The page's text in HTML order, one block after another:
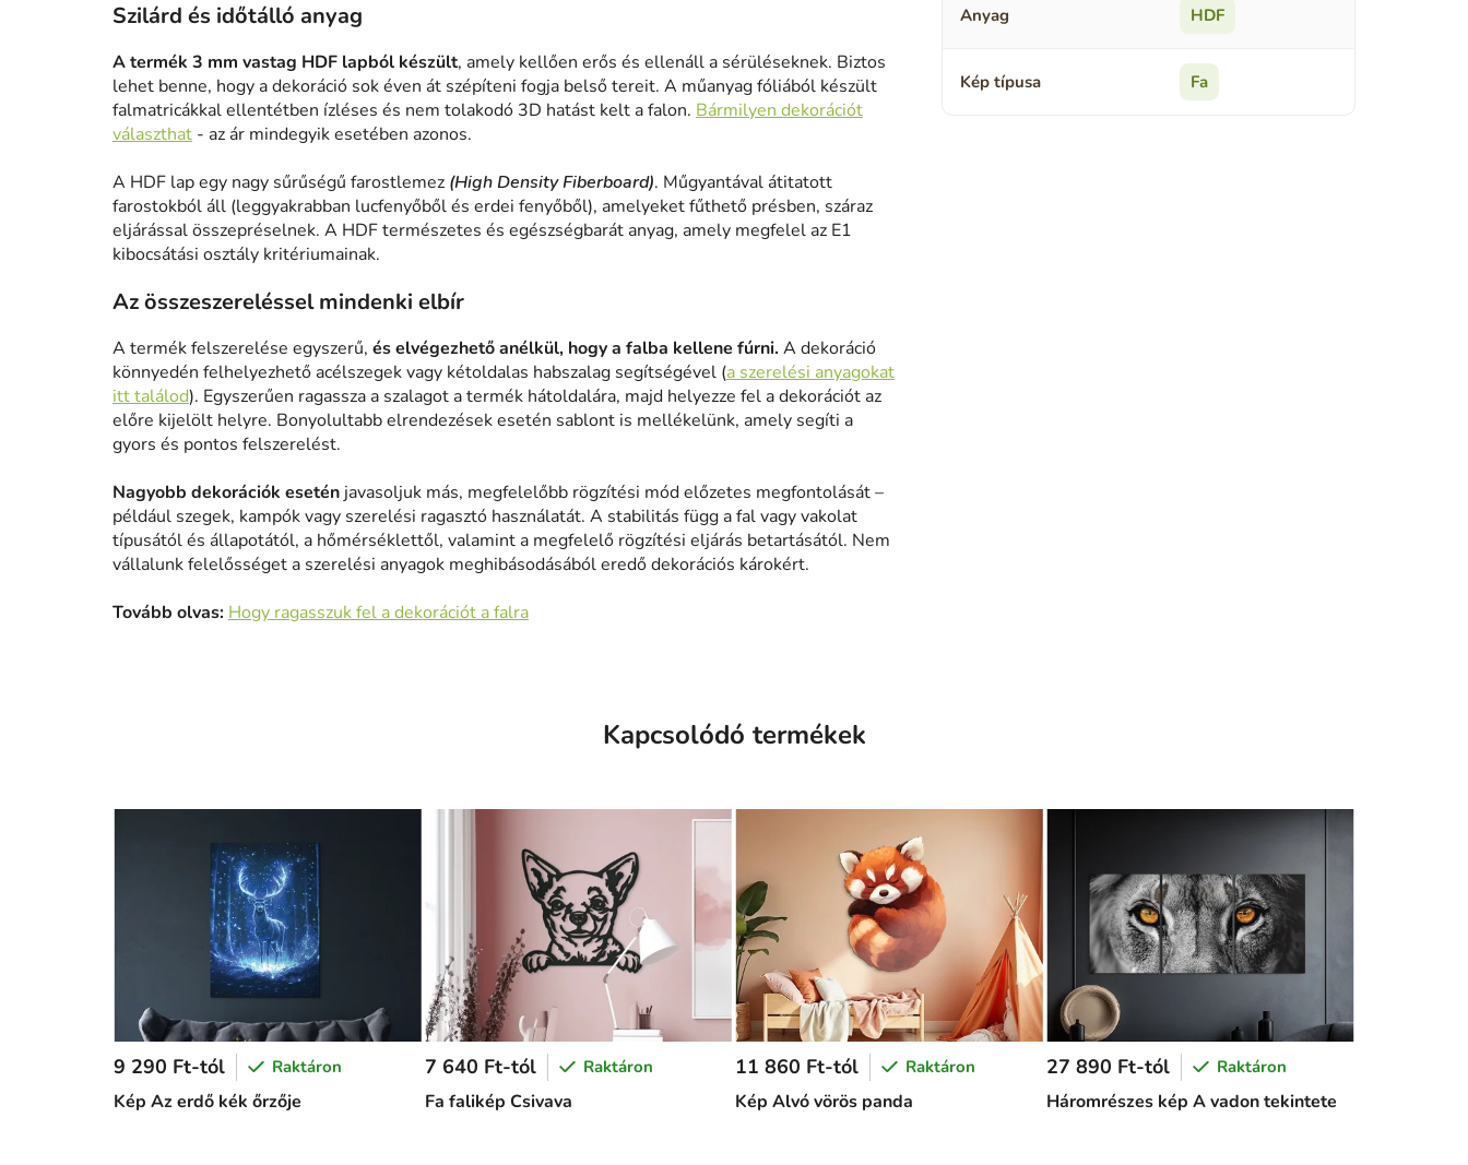
Szilárd és időtálló anyag
A termék 3 mm vastag HDF lapból készült, amely kellően erős és ellenáll a sérüléseknek. Biztos
lehet benne, hogy a dekoráció sok éven át szépíteni fogja belső tereit. A műanyag fóliából készült
falmatricákkal ellentétben ízléses és nem tolakodó 3D hatást kelt a falon. Bármilyen dekorációt
választhat - az ár mindegyik esetében azonos.
A HDF lap egy nagy sűrűségű farostlemez (High Density Fiberboard). Műgyantával átitatott
farostokból áll (leggyakrabban lucfenyőből és erdei fenyőből), amelyeket fűthető présben, száraz
eljárással összepréselnek. A HDF természetes és egészségbarát anyag, amely megfelel az E1
kibocsátási osztály kritériumainak.
Az összeszereléssel mindenki elbír
A termék felszerelése egyszerű, és elvégezhető anélkül, hogy a falba kellene fúrni. A dekoráció
könnyedén felhelyezhető acélszegek vagy kétoldalas habszalag segítségével (a szerelési anyagokat
itt találod). Egyszerűen ragassza a szalagot a termék hátoldalára, majd helyezze fel a dekorációt az
előre kijelölt helyre. Bonyolultabb elrendezések esetén sablont is mellékelünk, amely segíti a
gyors és pontos felszerelést.
Nagyobb dekorációk esetén javasoljuk más, megfelelőbb rögzítési mód előzetes megfontolását –
például szegek, kampók vagy szerelési ragasztó használatát. A stabilitás függ a fal vagy vakolat
típusától és állapotától, a hőmérséklettől, valamint a megfelelő rögzítési eljárás betartásától. Nem
vállalunk felelősséget a szerelési anyagok meghibásodásából eredő dekorációs károkért.
Tovább olvas: Hogy ragasszuk fel a dekorációt a falra
Anyag HDF
Kép típusa Fa
Kapcsolódó termékek
Kép Az erdő kék őrzője
9 290 Ft-tól Raktáron
Fa falikép Csivava
7 640 Ft-tól Raktáron
Kép Alvó vörös panda
11 860 Ft-tól Raktáron
Háromrészes kép A vadon tekintete
27 890 Ft-tól Raktáron